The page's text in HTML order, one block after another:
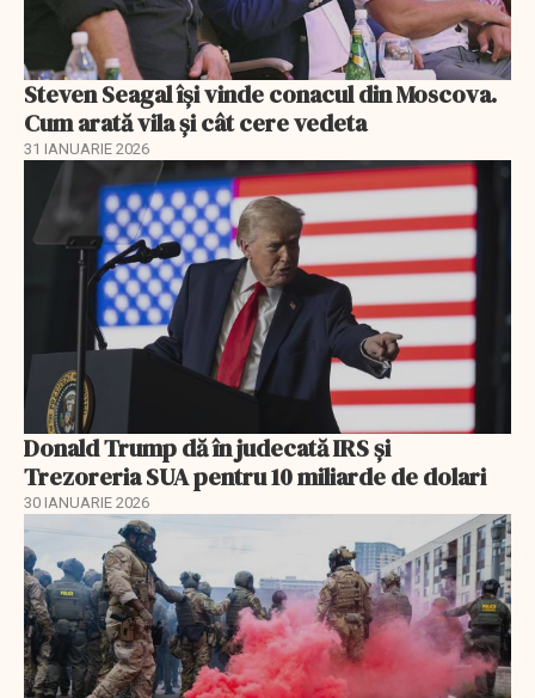
Steven Seagal își vinde conacul din Moscova.
Cum arată vila și cât cere vedeta
31 IANUARIE 2026
Donald Trump dă în judecată IRS și
Trezoreria SUA pentru 10 miliarde de dolari
30 IANUARIE 2026